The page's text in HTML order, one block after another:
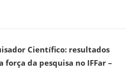
Científico: resultados
da pesquisa no IFFar –